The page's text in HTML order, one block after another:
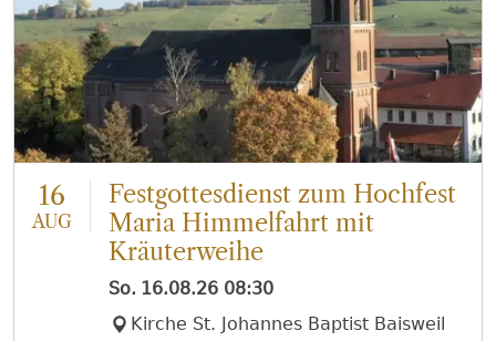
16
AUG
Festgottesdienst zum Hochfest
Maria Himmelfahrt mit
Kräuterweihe
So. 16.08.26 08:30
Kirche St. Johannes Baptist Baisweil